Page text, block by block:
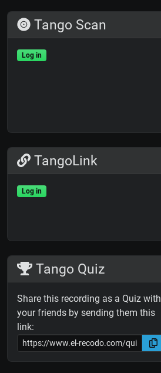
Tango Scan
Log in
TangoLink
Log in
Tango Quiz
Share this recording as a Quiz with
your friends by sending them this
link: